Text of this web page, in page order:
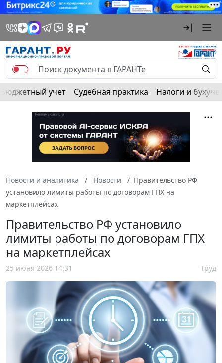
Бюджетный учет Судебная практика Налоги и
Новости и аналитика Новости
Правительство РФ
установило лимиты работы по договорам ГПХ на
маркетплейсах
Правительство РФ установило
лимиты работы по договорам ГПХ
на маркетплейсах
25 июня 2026 14:31 Труд